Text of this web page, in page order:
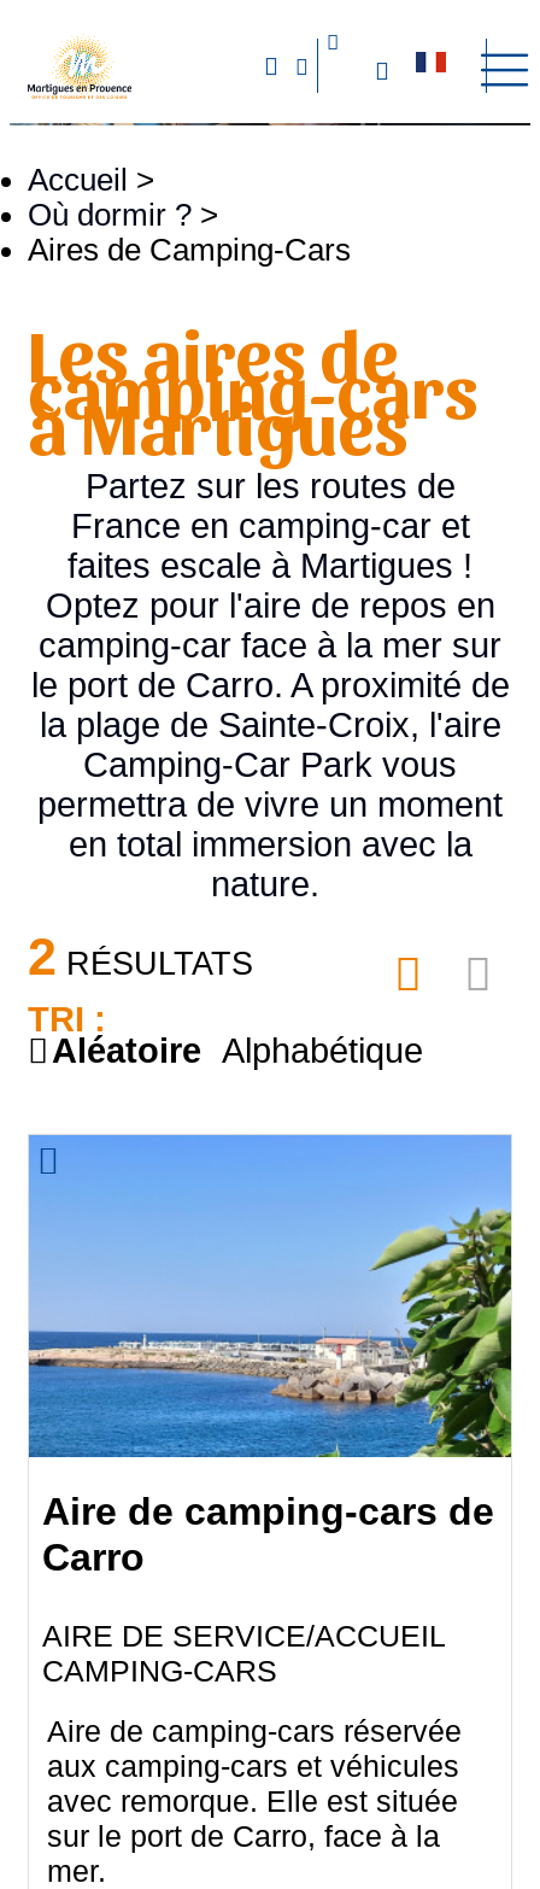
Accueil >
Où dormir ? >
Aires de Camping-Cars
Les aires de
camping-cars
à Martigues
Partez sur les routes de
France en camping-car et
faites escale à Martigues !
Optez pour l'aire de repos en
camping-car face à la mer sur
le port de Carro. A proximité de
la plage de Sainte-Croix, l'aire
Camping-Car Park vous
permettra de vivre un moment
en total immersion avec la
nature.
2 RÉSULTATS
TRI :
Aléatoire Alphabétique
Aire de camping-cars de
Carro
AIRE DE SERVICE/ACCUEIL
CAMPING-CARS
Aire de camping-cars réservée
aux camping-cars et véhicules
avec remorque. Elle est située
sur le port de Carro, face à la
mer.